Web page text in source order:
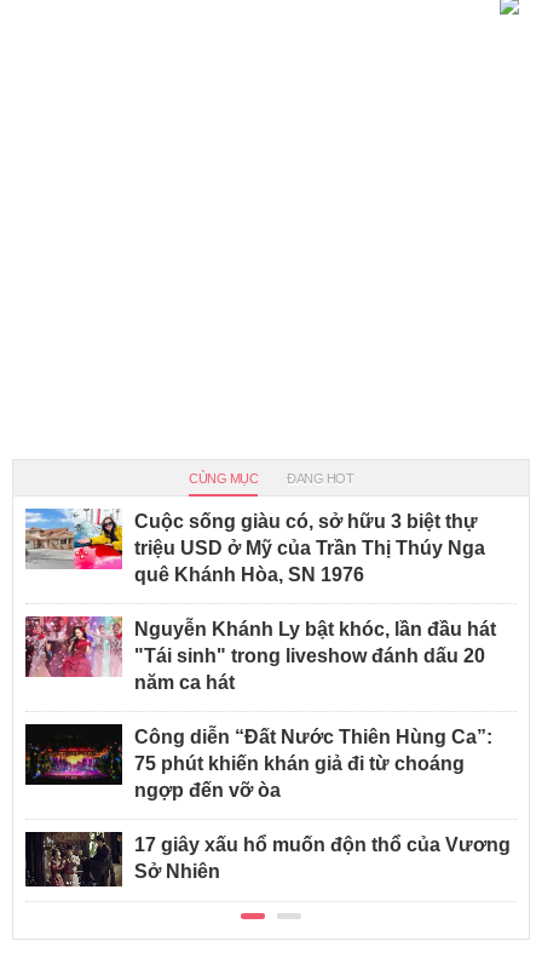
CÙNG MỤC ĐANG HOT
Cuộc sống giàu có, sở hữu 3 biệt thự
triệu USD ở Mỹ của Trần Thị Thúy Nga
quê Khánh Hòa, SN 1976
Nguyễn Khánh Ly bật khóc, lần đầu hát
"Tái sinh" trong liveshow đánh dấu 20
năm ca hát
Công diễn “Đất Nước Thiên Hùng Ca”:
75 phút khiến khán giả đi từ choáng
ngợp đến vỡ òa
17 giây xấu hổ muốn độn thổ của Vương
Sở Nhiên